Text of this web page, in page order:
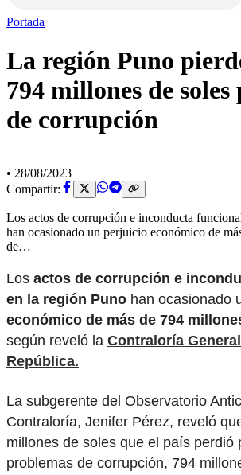
Portada
La región Puno
794 millones de soles
de corrupción
• 28/08/2023
Compartir:
Los actos de corrupción e inconducta
han ocasionado un perjuicio económico de
de…
Los actos de corrupción e
en la región Puno han ocasionado
económico de más de 794
según reveló la Contraloría
República.
La subgerente del Observatorio
Contraloría, Jenifer Pérez, reveló
millones de soles que el país perdió
problemas de corrupción, 794